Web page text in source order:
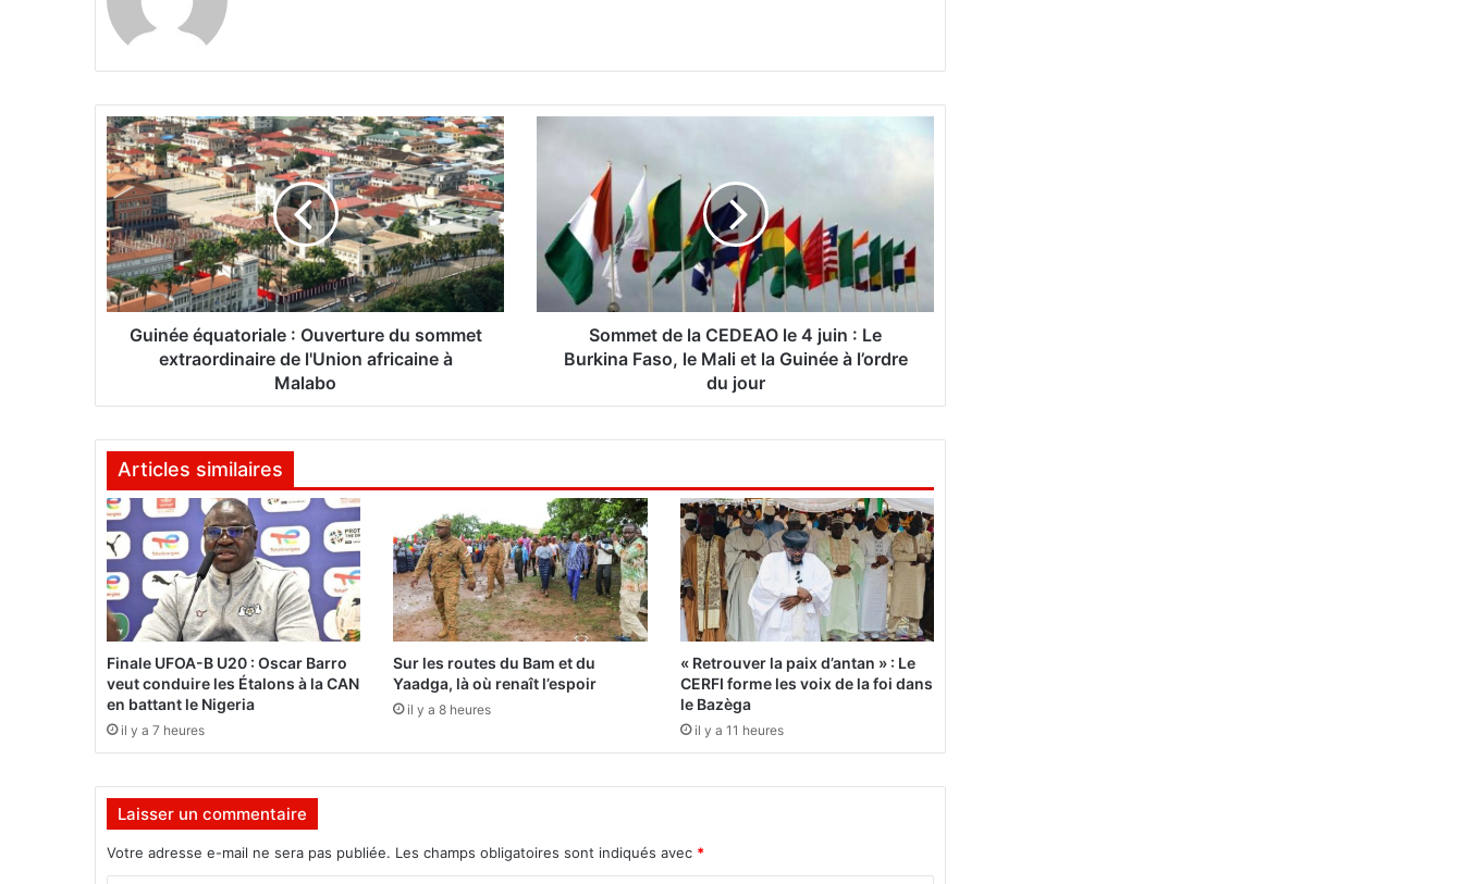
G
u
i
n
é
e
é
q
u
r
a
e
:
O
u
v
e
t
r
e
s
m
m
Guinée équatoriale : Ouverture du sommet
extraordinaire de l'Union africaine à
Malabo
d
l
D
l
4
j
u
i
n
L
k
a
Sommet de la CEDEAO le 4 juin : Le
Burkina Faso, le Mali et la Guinée à l’ordre
du jour
Articles similaires
Finale UFOA-B U20 : Oscar Barro
veut conduire les Étalons à la CAN
en battant le Nigeria
il y a 7 heures
Sur les routes du Bam et du
Yaadga, là où renaît l’espoir
il y a 8 heures
« Retrouver la paix d’antan » : Le
CERFI forme les voix de la foi dans
le Bazèga
il y a 11 heures
Laisser un commentaire
Votre adresse e-mail ne sera pas publiée. Les champs obligatoires sont indiqués avec *